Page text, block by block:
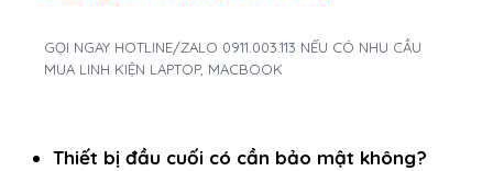
GỌI NGAY HOTLINE/ZALO 0911.003.113 NẾU CÓ NHU CẦU
MUA LINH KIỆN LAPTOP, MACBOOK
Thiết bị đầu cuối có cần bảo mật không?